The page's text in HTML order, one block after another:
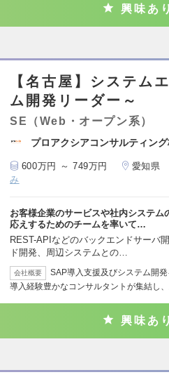
興味あり
【名古屋】システム
ム開発リーダー～
SE（Web・オープン系）
プロアクシアコンサルティン
600万円 ～ 749万円 愛知県
み
お客様企業のサービスや社内システ
応えするためのチームを率いて…
REST-APIなどのバックエンドサーバ
ド開発、周辺システムとの…
会社概要
SAP導入支援及びシステム開
導入経験豊かなコンサルタントが集結し
興味あり